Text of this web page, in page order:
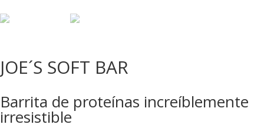
JOE´S SOFT BAR
Barrita de proteínas increíblemente
irresistible